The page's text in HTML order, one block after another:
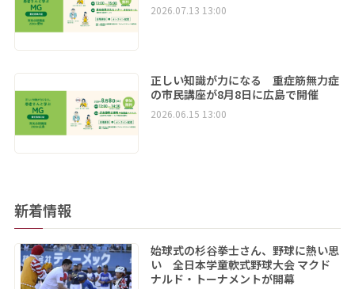
2026.07.13 13:00
正しい知識が力になる 重症筋無力症
の市民講座が8月8日に広島で開催
2026.06.15 13:00
新着情報
始球式の杉谷拳士さん、野球に熱い思
い 全日本学童軟式野球大会 マクド
ナルド・トーナメントが開幕